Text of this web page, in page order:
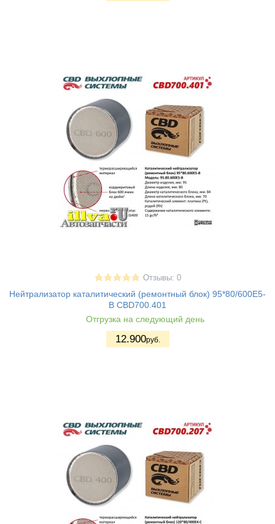
Отзывы: 0
Нейтрализатор каталитический (ремонтный блок) 95*80/600Е5-
B CBD700.401
Отгрузка на следующий день
12.900руб.